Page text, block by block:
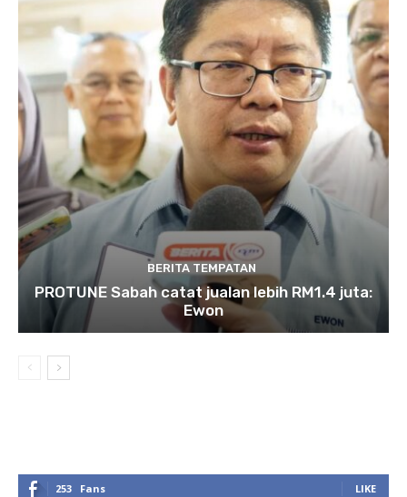
BERITA TEMPATAN
PROTUNE Sabah catat jualan lebih RM1.4 juta:
Ewon
253 Fans LIKE